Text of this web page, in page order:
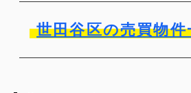
世田谷区の売買物